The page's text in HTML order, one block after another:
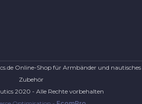
Online-Shop für Armbänder und nautisches
Zubehör
2020 - Alle Rechte vorbehalten